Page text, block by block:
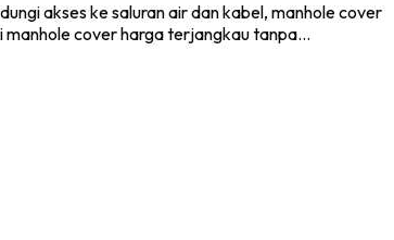
akses ke saluran air dan kabel, manhole cover
manhole cover harga terjangkau tanpa…